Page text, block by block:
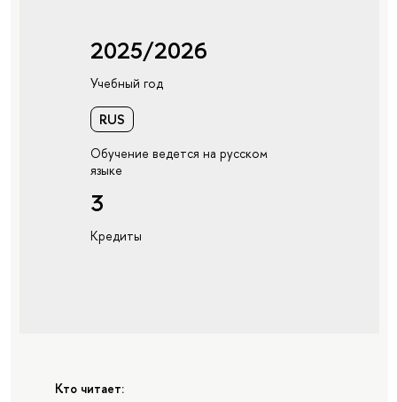
2025/2026
Учебный год
RUS
Обучение ведется на русском
языке
3
Кредиты
Кто читает: